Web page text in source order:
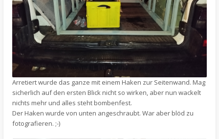
Arretiert wurde das ganze mit einem Haken zur Seitenwand. Mag
sicherlich auf den ersten Blick nicht so wirken, aber nun wackelt
nichts mehr und alles steht bombenfest.
Der Haken wurde von unten angeschraubt. War aber blöd zu
fotografieren. ;-)